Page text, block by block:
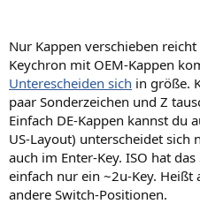
Nur Kappen verschieben
Keychron mit OEM-Kappen
Unterescheiden sich in größe.
paar Sonderzeichen und Z
Einfach DE-Kappen kannst du
US-Layout) unterscheidet sich
auch im Enter-Key. ISO hat
einfach nur ein ~2u-Key. Heißt
andere Switch-Positionen.